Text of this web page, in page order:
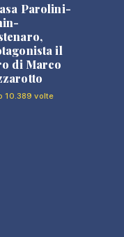
Parolini-
il
di Marco
10.389 volte